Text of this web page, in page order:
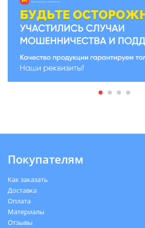
Покупателям
Как заказать
Доставка
Оплата
Материалы
Отзывы